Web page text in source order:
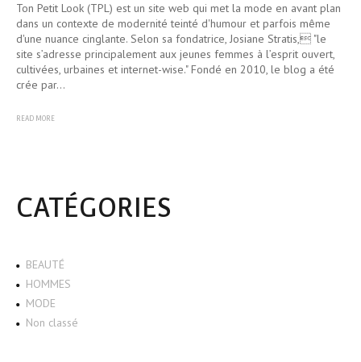
Ton Petit Look (TPL) est un site web qui met la mode en avant plan
dans un contexte de modernité teinté d'humour et parfois même
d'une nuance cinglante. Selon sa fondatrice, Josiane Stratis, "le
site s’adresse principalement aux jeunes femmes à l’esprit ouvert,
cultivées, urbaines et internet-wise." Fondé en 2010, le blog a été
crée par…
READ MORE
CATÉGORIES
BEAUTÉ
HOMMES
MODE
Non classé